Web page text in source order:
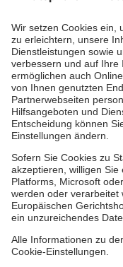
Die Johanniter
des